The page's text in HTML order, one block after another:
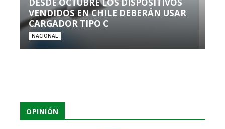
VENDIDOS EN CHILE DEBERÁN USAR
CARGADOR TIPO C
NACIONAL
OPINIÓN